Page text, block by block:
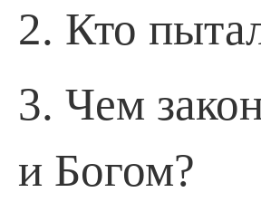
2. Кто
3. Чем
и Богом?